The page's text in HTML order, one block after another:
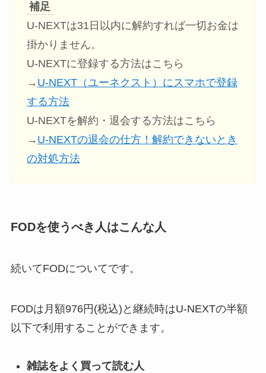
補足
U-NEXTは31日以内に解約すれば一切お金は
掛かりません。
U-NEXTに登録する方法はこちら
→ U-NEXT（ユーネクスト）にスマホで登録
する方法
U-NEXTを解約・退会する方法はこちら
→ U-NEXTの退会の仕方！解約できないとき
の対処方法
FODを使うべき人はこんな人
続いてFODについてです。
FODは月額976円(税込)と継続時はU-NEXTの半額
以下で利用することができます。
雑誌をよく買って読む人